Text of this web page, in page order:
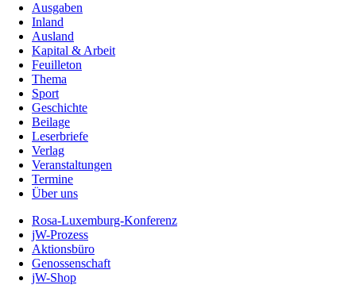
Ausgaben
Inland
Ausland
Kapital & Arbeit
Feuilleton
Thema
Sport
Geschichte
Beilage
Leserbriefe
Verlag
Veranstaltungen
Termine
Über uns
Rosa-Luxemburg-Konferenz
jW-Prozess
Aktionsbüro
Genossenschaft
jW-Shop